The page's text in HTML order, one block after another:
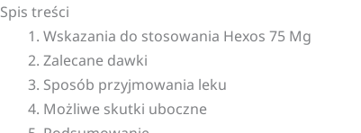
Spis treści
Wskazania do stosowania Hexos 75 Mg
Zalecane dawki
Sposób przyjmowania leku
Możliwe skutki uboczne